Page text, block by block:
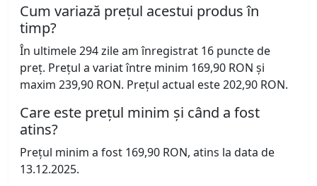
Cum variază prețul acestui produs în
timp?
În ultimele 294 zile am înregistrat 16 puncte de
preț. Prețul a variat între minim 169,90 RON și
maxim 239,90 RON. Prețul actual este 202,90 RON.
Care este prețul minim și când a fost
atins?
Prețul minim a fost 169,90 RON, atins la data de
13.12.2025.